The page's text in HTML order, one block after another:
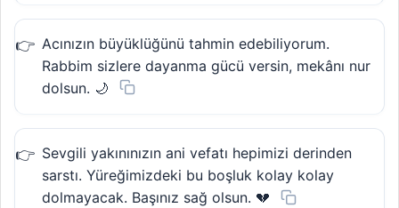
Acınızın büyüklüğünü tahmin edebiliyorum.
Rabbim sizlere dayanma gücü versin, mekânı nur
dolsun. 🌙
Sevgili yakınınızın ani vefatı hepimizi derinden
sarstı. Yüreğimizdeki bu boşluk kolay kolay
dolmayacak. Başınız sağ olsun. 💔